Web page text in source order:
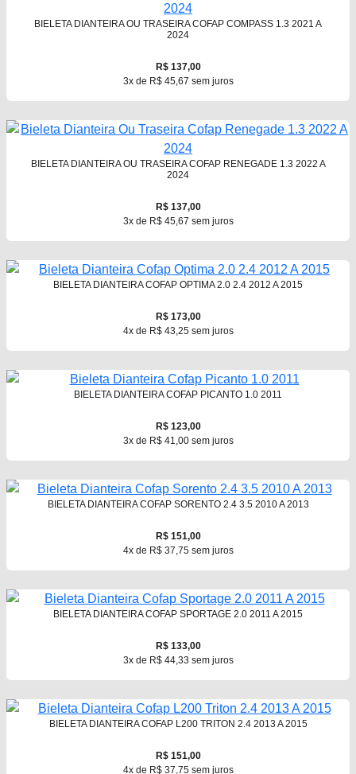
BIELETA DIANTEIRA OU TRASEIRA COFAP COMPASS 1.3 2021 A
2024
R$ 137,00
3x de R$ 45,67 sem juros
BIELETA DIANTEIRA OU TRASEIRA COFAP RENEGADE 1.3 2022 A
2024
R$ 137,00
3x de R$ 45,67 sem juros
BIELETA DIANTEIRA COFAP OPTIMA 2.0 2.4 2012 A 2015
R$ 173,00
4x de R$ 43,25 sem juros
BIELETA DIANTEIRA COFAP PICANTO 1.0 2011
R$ 123,00
3x de R$ 41,00 sem juros
BIELETA DIANTEIRA COFAP SORENTO 2.4 3.5 2010 A 2013
R$ 151,00
4x de R$ 37,75 sem juros
BIELETA DIANTEIRA COFAP SPORTAGE 2.0 2011 A 2015
R$ 133,00
3x de R$ 44,33 sem juros
BIELETA DIANTEIRA COFAP L200 TRITON 2.4 2013 A 2015
R$ 151,00
4x de R$ 37,75 sem juros